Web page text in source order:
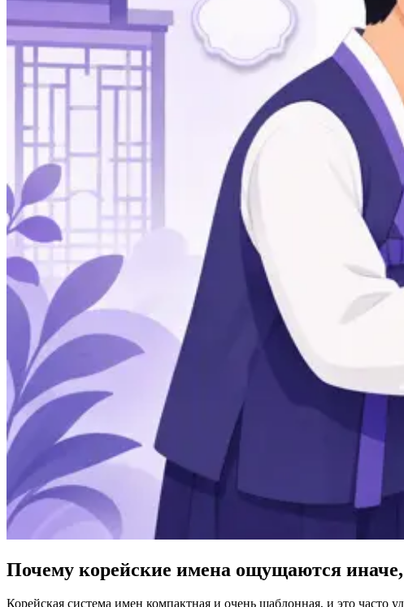
Почему корейские имена ощущаются иначе,
Корейская система имен компактная и очень шаблонная, и это часто